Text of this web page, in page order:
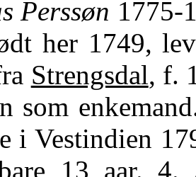
Perssøn 1775-
her 1749,
Strengsdal, f.
som
i Vestindien
13 aar. 4.